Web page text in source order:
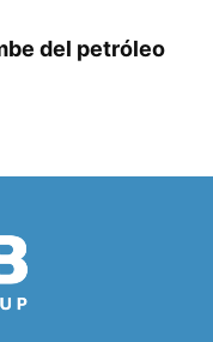
del petróleo